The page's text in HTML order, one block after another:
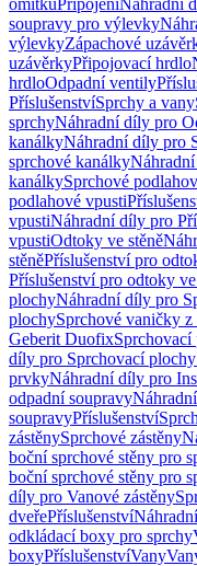
omítkuPřipojeníNáhradní
soupravy pro výlevky
výlevkyZápachové
uzávěrkyPřipojovací hrdlo
hrdloOdpadní ventily
PříslušenstvíSprchy a vany
sprchyNáhradní díly pro
kanálkyNáhradní díly pro
sprchové kanálky
kanálkySprchové
podlahové vpusti
vpustiNáhradní díly pro
vpustiOdtoky ve stěně
stěněPříslušenství pro
Příslušenství pro odtoky ve
plochyNáhradní díly pro
plochySprchové vaničky
Geberit DuofixSprchovací
díly pro Sprchovací
prvkyNáhradní díly pro
odpadní soupravy
soupravyPříslušenství
zástěnySprchové zástěny
boční sprchové stěny pro
boční sprchové stěny pro
díly pro Vanové zástěny
dveřePříslušenství
odkládací boxy pro sprchy
boxyPříslušenstvíVany